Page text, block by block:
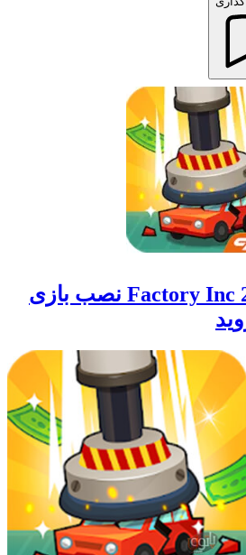
دانلود بازی Factory Inc 2.3.80 نصب بازی